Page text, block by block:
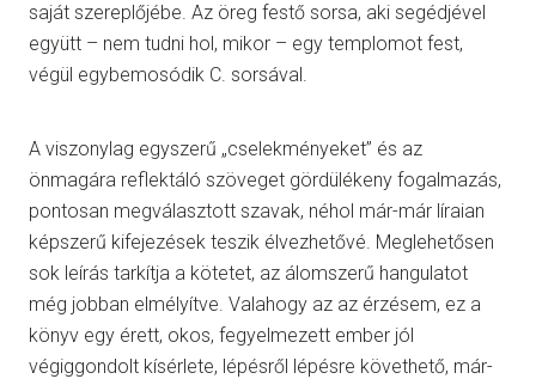
saját szereplőjébe. Az öreg festő sorsa, aki segédjével
együtt – nem tudni hol, mikor – egy templomot fest,
végül egybemosódik C. sorsával.
A viszonylag egyszerű „cselekményeket” és az
önmagára reflektáló szöveget gördülékeny fogalmazás,
pontosan megválasztott szavak, néhol már-már líraian
képszerű kifejezések teszik élvezhetővé. Meglehetősen
sok leírás tarkítja a kötetet, az álomszerű hangulatot
még jobban elmélyítve. Valahogy az az érzésem, ez a
könyv egy érett, okos, fegyelmezett ember jól
végiggondolt kísérlete, lépésről lépésre követhető, már-